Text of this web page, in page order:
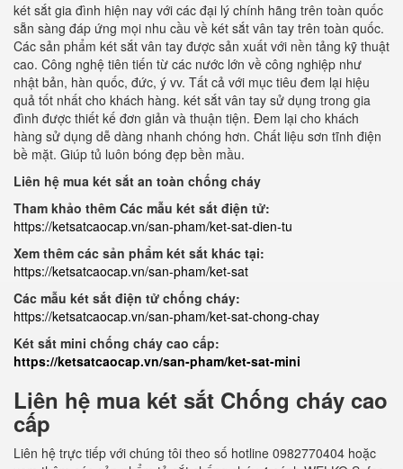
két sắt gia đình hiện nay với các đại lý chính hãng trên toàn quốc
sẵn sàng đáp ứng mọi nhu cầu về két sắt vân tay trên toàn quốc.
Các sản phẩm két sắt vân tay được sản xuất với nền tảng kỹ thuật
cao. Công nghệ tiên tiến từ các nước lớn về công nghiệp như
nhật bản, hàn quốc, đức, ý vv. Tất cả với mục tiêu đem lại hiệu
quả tốt nhất cho khách hàng. két sắt vân tay sử dụng trong gia
đình được thiết kế đơn giản và thuận tiện. Đem lại cho khách
hàng sử dụng dễ dàng nhanh chóng hơn. Chất liệu sơn tĩnh điện
bề mặt. Giúp tủ luôn bóng đẹp bền mầu.
Liên hệ mua két sắt an toàn chống cháy
Tham khảo thêm Các mẫu két sắt điện tử:
https://ketsatcaocap.vn/san-pham/ket-sat-dien-tu
Xem thêm các sản phẩm két sắt khác tại:
https://ketsatcaocap.vn/san-pham/ket-sat
Các mẫu két sắt điện tử chống cháy:
https://ketsatcaocap.vn/san-pham/ket-sat-chong-chay
Két sắt mini chống cháy cao cấp:
https://ketsatcaocap.vn/san-pham/ket-sat-mini
Liên hệ mua két sắt Chống cháy cao
cấp
Liên hệ trực tiếp với chúng tôi theo số hotline 0982770404 hoặc